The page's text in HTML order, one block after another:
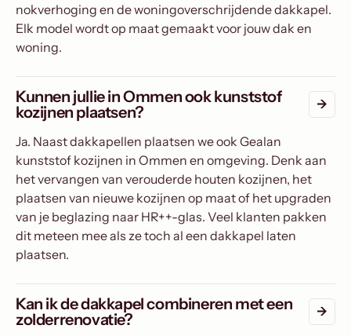
nokverhoging en de woningoverschrijdende dakkapel.
Elk model wordt op maat gemaakt voor jouw dak en
woning.
Kunnen jullie in Ommen ook kunststof
kozijnen plaatsen?
Ja. Naast dakkapellen plaatsen we ook Gealan
kunststof kozijnen in Ommen en omgeving. Denk aan
het vervangen van verouderde houten kozijnen, het
plaatsen van nieuwe kozijnen op maat of het upgraden
van je beglazing naar HR++-glas. Veel klanten pakken
dit meteen mee als ze toch al een dakkapel laten
plaatsen.
Kan ik de dakkapel combineren met een
zolderrenovatie?